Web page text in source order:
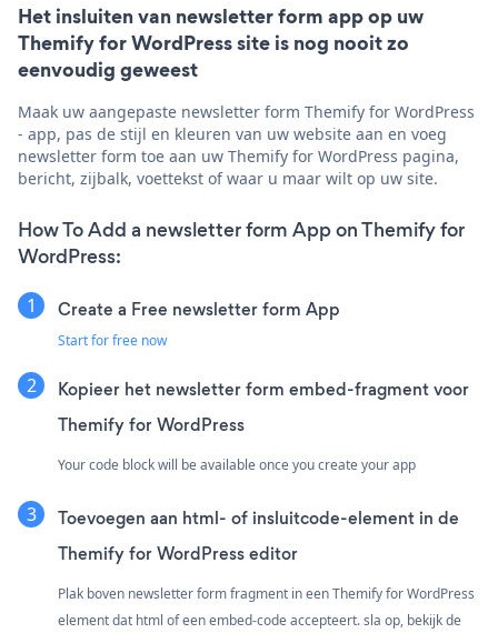
Het insluiten van newsletter form app op uw
Themify for WordPress site is nog nooit zo
eenvoudig geweest
Maak uw aangepaste newsletter form Themify for WordPress
- app, pas de stijl en kleuren van uw website aan en voeg
newsletter form toe aan uw Themify for WordPress pagina,
bericht, zijbalk, voettekst of waar u maar wilt op uw site.
How To Add a newsletter form App on Themify for
WordPress:
Create a Free newsletter form App
Start for free now
Kopieer het newsletter form embed-fragment voor
Themify for WordPress
Your code block will be available once you create your app
Toevoegen aan html- of insluitcode-element in de
Themify for WordPress editor
Plak boven newsletter form fragment in een Themify for WordPress
element dat html of een embed-code accepteert. sla op, bekijk de